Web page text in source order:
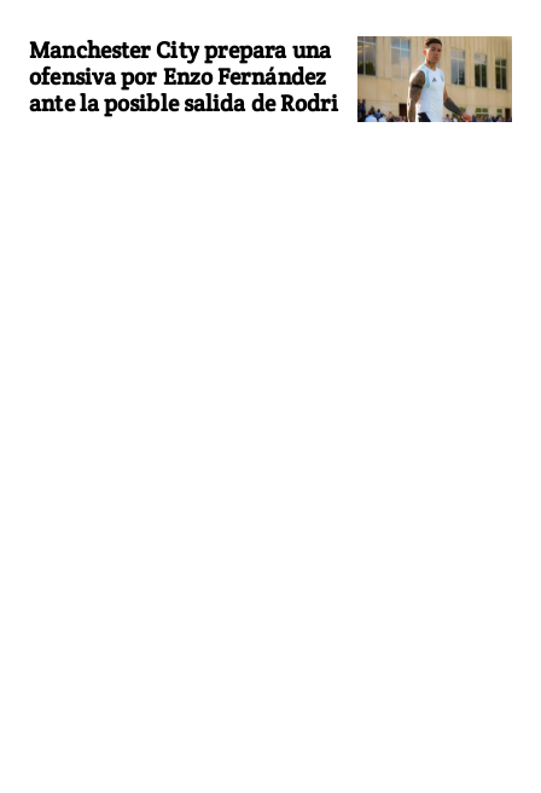
Manchester City prepara una
ofensiva por Enzo Fernández
ante la posible salida de Rodri